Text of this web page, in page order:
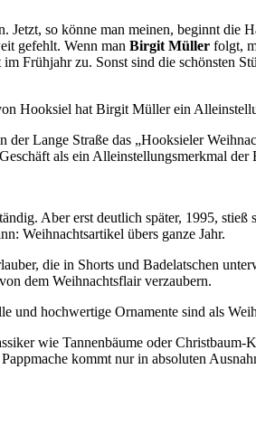
so könne man meinen, beginnt
gefehlt. Wenn man Birgit Müller folgt,
Frühjahr zu. Sonst sind die schönsten
Hooksiel hat Birgit Müller ein
Lange Straße das „Hooksieler
als ein Alleinstellungsmerkmal der
Aber erst deutlich später, 1995,
Weihnachtsartikel übers ganze Jahr.
die in Shorts und Badelatschen
dem Weihnachtsflair verzaubern.
und hochwertige Ornamente sind als
wie Tannenbäume oder
kommt nur in absoluten